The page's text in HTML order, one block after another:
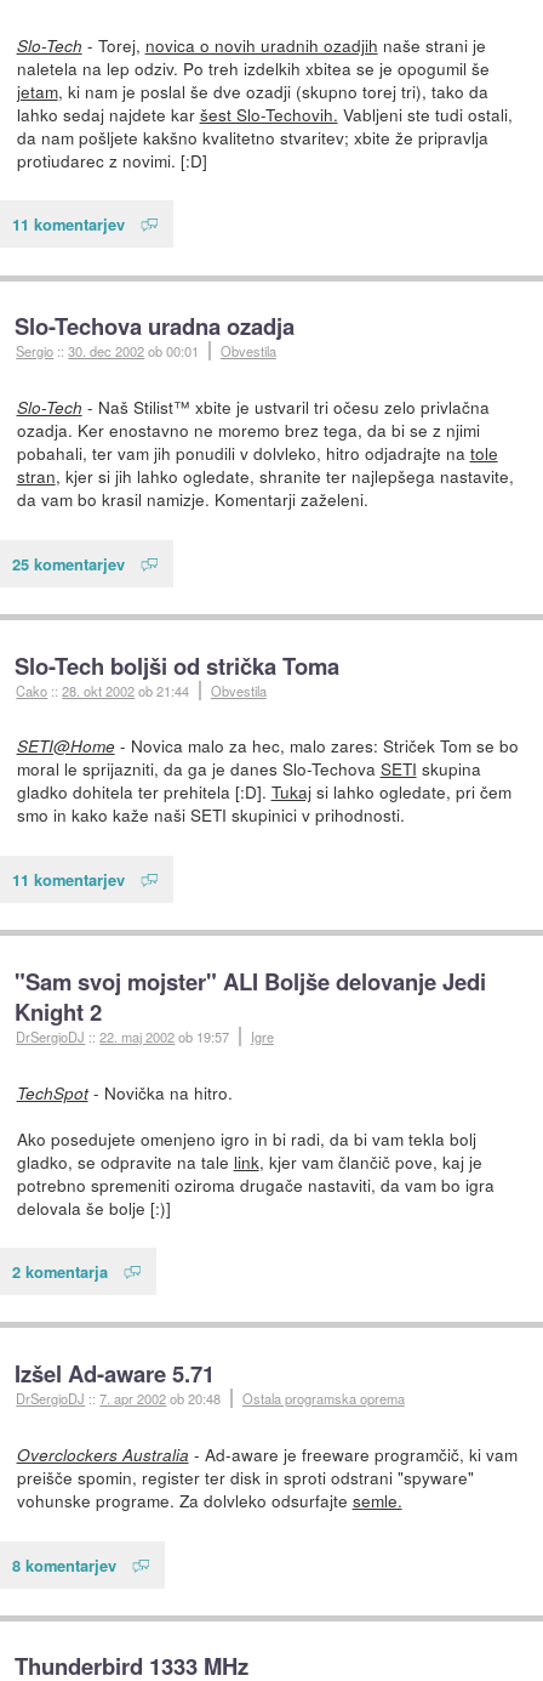
Slo-Tech - Torej, novica o novih uradnih ozadjih naše strani je
naletela na lep odziv. Po treh izdelkih xbitea se je opogumil še
jetam, ki nam je poslal še dve ozadji (skupno torej tri), tako da
lahko sedaj najdete kar šest Slo-Techovih. Vabljeni ste tudi ostali,
da nam pošljete kakšno kvalitetno stvaritev; xbite že pripravlja
protiudarec z novimi. [:D]
11 komentarjev
Slo-Techova uradna ozadja
Sergio ::30. dec 2002ob 00:01 Obvestila
Slo-Tech - Naš Stilist™ xbite je ustvaril tri očesu zelo privlačna
ozadja. Ker enostavno ne moremo brez tega, da bi se z njimi
pobahali, ter vam jih ponudili v dolvleko, hitro odjadrajte na tole
stran, kjer si jih lahko ogledate, shranite ter najlepšega nastavite,
da vam bo krasil namizje. Komentarji zaželeni.
25 komentarjev
Slo-Tech boljši od strička Toma
Cako ::28. okt 2002ob 21:44 Obvestila
SETI@Home- Novica malo za hec, malo zares: Striček Tom se bo
moral le sprijazniti, da ga je danes Slo-Techova SETI skupina
gladko dohitela ter prehitela [:D]. Tukajsi lahko ogledate, pri čem
smo in kako kaže naši SETI skupinici v prihodnosti.
11 komentarjev
"Sam svoj mojster" ALI Boljše delovanje Jedi
Knight 2
DrSergioDJ ::22. maj 2002ob 19:57 Igre
TechSpot- Novička na hitro.
Ako posedujete omenjeno igro in bi radi, da bi vam tekla bolj
gladko, se odpravite na tale link, kjer vam člančič pove, kaj je
potrebno spremeniti oziroma drugače nastaviti, da vam bo igra
delovala še bolje [:)]
2 komentarja
Izšel Ad-aware 5.71
DrSergioDJ ::7. apr 2002ob 20:48 Ostala programska oprema
Overclockers Australia - Ad-aware je freeware programčič, ki vam
preišče spomin, register ter disk in sproti odstrani "spyware"
vohunske programe. Za dolvleko odsurfajte semle.
8 komentarjev
Thunderbird 1333 MHz